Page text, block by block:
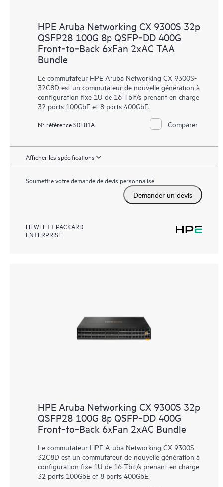
HPE Aruba Networking CX 9300S 32p
QSFP28 100G 8p QSFP‑DD 400G
Front‑to‑Back 6xFan 2xAC TAA
Bundle
Le commutateur HPE Aruba Networking CX 9300S-
32C8D est un commutateur de nouvelle génération à
configuration fixe 1U de 16 Tbit/s prenant en charge
32 ports 100GbE et 8 ports 400GbE.
N° référence S0F81A Comparer
Afficher les spécifications
Soumettre votre demande de devis personnalisé
Demander un devis
HEWLETT PACKARD
ENTERPRISE
HPE Aruba Networking CX 9300S 32p
QSFP28 100G 8p QSFP‑DD 400G
Front‑to‑Back 6xFan 2xAC Bundle
Le commutateur HPE Aruba Networking CX 9300S-
32C8D est un commutateur de nouvelle génération à
configuration fixe 1U de 16 Tbit/s prenant en charge
32 ports 100GbE et 8 ports 400GbE.